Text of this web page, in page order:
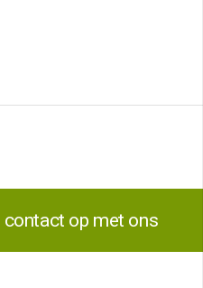
op met ons